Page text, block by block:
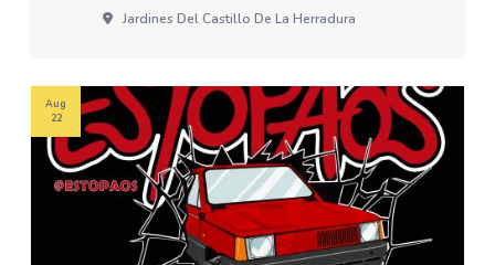
Jardines Del Castillo De La Herradura
Aug
22